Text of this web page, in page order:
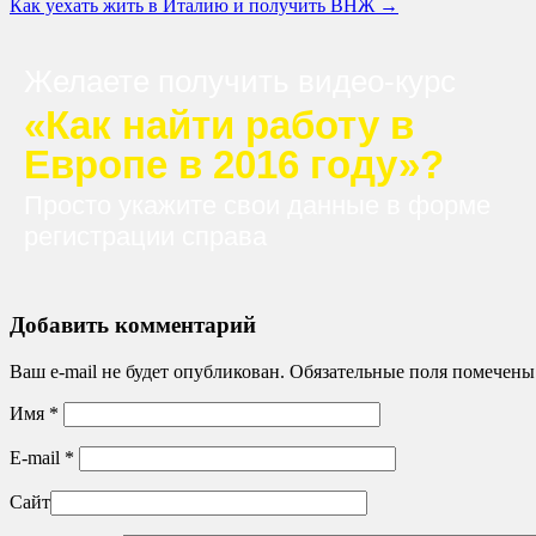
Как уехать жить в Италию и получить ВНЖ →
«Как найти работу в
Европе в 2016 году»?
Добавить комментарий
Ваш e-mail не будет опубликован. Обязательные поля
Имя *
E-mail *
Сайт